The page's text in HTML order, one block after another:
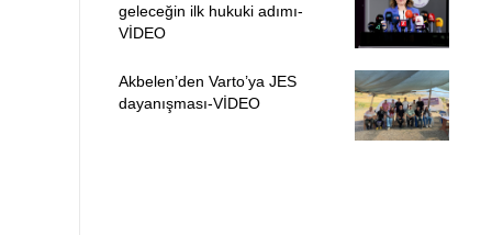
geleceğin ilk hukuki adımı-
VİDEO
Akbelen’den Varto’ya JES
dayanışması-VİDEO